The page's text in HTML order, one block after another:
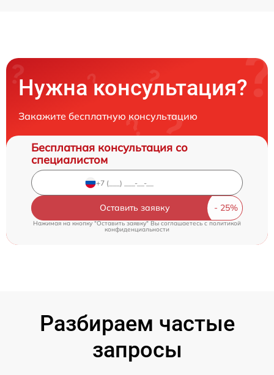
Нужна консультация?
Закажите бесплатную консультацию
Бесплатная консультация со
специалистом
Оставить заявку
Нажимая на кнопку "Оставить заявку" Вы соглашаетесь c политикой
конфиденциальности
Разбираем частые
запросы